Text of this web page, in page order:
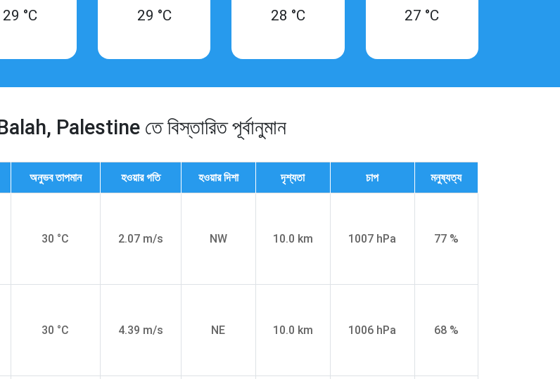
29 °C
29 °C
28 °C
27 °C
Palestine তে বিস্তারিত পূর্বানুমান
অনুভব তাপমান হওয়ার গতি হওয়ার দিশা দৃশ্যতা চাপ মনুষ্যত্য
30 °C 2.07 m/s NW 10.0 km 1007 hPa 77 %
30 °C 4.39 m/s NE 10.0 km 1006 hPa 68 %